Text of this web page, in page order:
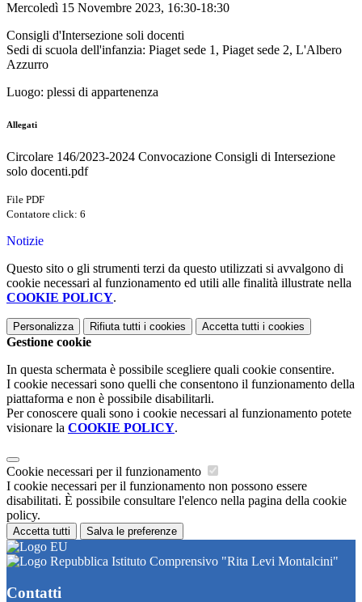
Mercoledì 15 Novembre 2023, 16:30-18:30
Consigli d'Intersezione soli docenti
Sedi di scuola dell'infanzia: Piaget sede 1, Piaget sede 2, L'Albero
Azzurro
Luogo: plessi di appartenenza
Allegati
Circolare 146/2023-2024 Convocazione Consigli di Intersezione
solo docenti.pdf
File PDF
Contatore click: 6
Notizie
Questo sito o gli strumenti terzi da questo utilizzati si avvalgono di
cookie necessari al funzionamento ed utili alle finalità illustrate nella
COOKIE POLICY.
Personalizza Rifiuta tutti i cookies Accetta tutti i cookies
Gestione cookie
In questa schermata è possibile scegliere quali cookie consentire.
I cookie necessari sono quelli che consentono il funzionamento della
piattaforma e non è possibile disabilitarli.
Per conoscere quali sono i cookie necessari al funzionamento potete
visionare la COOKIE POLICY.
Cookie necessari per il funzionamento
I cookie necessari per il funzionamento non possono essere
disabilitati. È possibile consultare l'elenco nella pagina della cookie
policy.
Accetta tutti Salva le preferenze
Istituto Comprensivo "Rita Levi Montalcini"
Contatti